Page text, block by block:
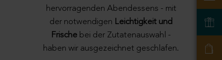
hervorragenden Abendessens - mit
der notwendigen Leichtigkeit und
Frische bei der Zutatenauswahl -
haben wir ausgezeichnet geschlafen.